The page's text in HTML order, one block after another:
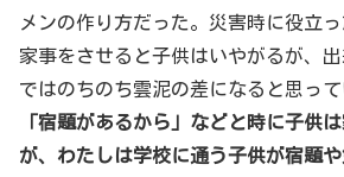
メンの作り方だった。災害時に役立っ
家事をさせると子供はいやがるが、
ではのちのち雲泥の差になると思って
「宿題があるから」などと時に子供
が、わたしは学校に通う子供が宿題